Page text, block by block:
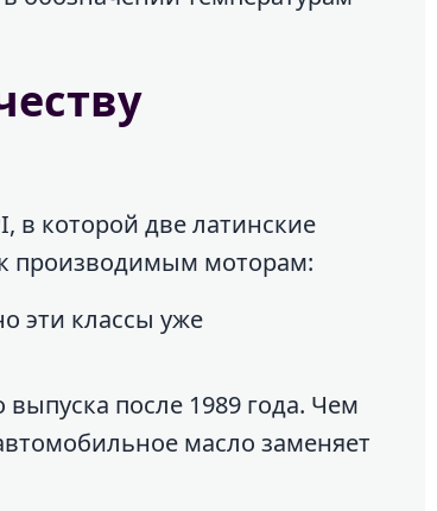
в которой две латинские
производимым моторам:
эти классы уже
после 1989 года. Чем
масло заменяет